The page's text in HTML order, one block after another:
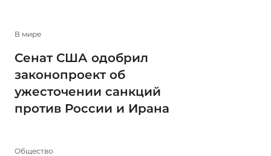
В мире
Сенат США одобрил
законопроект об
ужесточении санкций
против России и Ирана
Общество